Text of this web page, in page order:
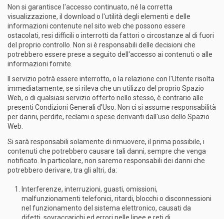
Non si garantisce l'accesso continuato, né la corretta
visualizzazione, il download o l'utilità degli elementi e delle
informazioni contenute nel sito web che possono essere
ostacolati, resi difficili o interrotti da fattori o circostanze al di fuori
del proprio controllo. Non si è responsabili delle decisioni che
potrebbero essere prese a seguito dell'accesso ai contenuti o alle
informazioni fornite.
Il servizio potrà essere interrotto, o la relazione con l'Utente risolta
immediatamente, se si rileva che un utilizzo del proprio Spazio
Web, o di qualsiasi servizio offerto nello stesso, è contrario alle
presenti Condizioni Generali d'Uso. Non ci si assume responsabilità
per danni, perdite, reclami o spese derivanti dall'uso dello Spazio
Web.
Si sarà responsabili solamente di rimuovere, il prima possibile, i
contenuti che potrebbero causare tali danni, sempre che venga
notificato. In particolare, non saremo responsabili dei danni che
potrebbero derivare, tra gli altri, da:
Interferenze, interruzioni, guasti, omissioni,
malfunzionamenti telefonici, ritardi, blocchi o disconnessioni
nel funzionamento del sistema elettronico, causati da